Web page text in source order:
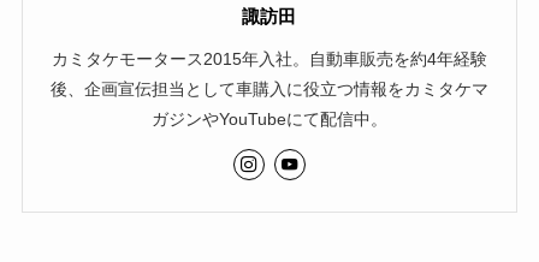
諏訪田
カミタケモータース2015年入社。自動車販売を約4年経験
後、企画宣伝担当として車購入に役立つ情報をカミタケマ
ガジンやYouTubeにて配信中。